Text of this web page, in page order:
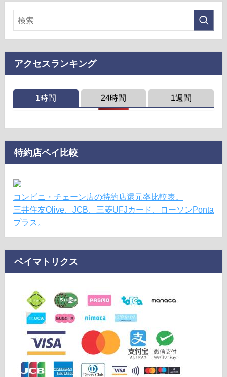
アクセスランキング
1時間 24時間 1週間
特約店ペイ比較
コンビニ・チェーン店の特約店還元率比較表。
三井住友Olive、JCB、三菱UFJカード、ローソンPonta
プラス。
ペイマトリクス